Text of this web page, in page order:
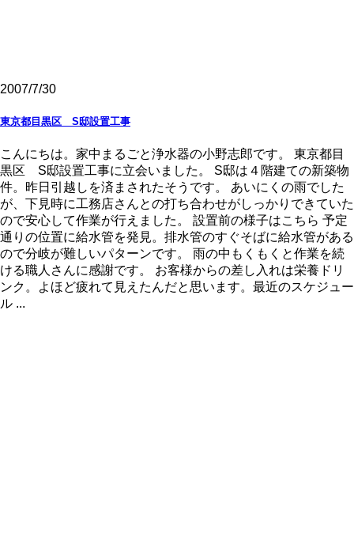
2007/7/30
東京都目黒区 S邸設置工事
こんにちは。家中まるごと浄水器の小野志郎です。 東京都目
黒区 S邸設置工事に立会いました。 S邸は４階建ての新築物
件。昨日引越しを済まされたそうです。 あいにくの雨でした
が、下見時に工務店さんとの打ち合わせがしっかりできていた
ので安心して作業が行えました。 設置前の様子はこちら 予定
通りの位置に給水管を発見。排水管のすぐそばに給水管がある
ので分岐が難しいパターンです。 雨の中もくもくと作業を続
ける職人さんに感謝です。 お客様からの差し入れは栄養ドリ
ンク。よほど疲れて見えたんだと思います。最近のスケジュー
ル ...